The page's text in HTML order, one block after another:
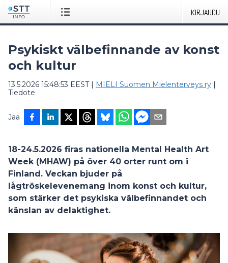
KIRJAUDU
Psykiskt välbefinnande av konst
och kultur
13.5.2026 15:48:53 EEST| MIELI Suomen Mielenterveys ry |
Tiedote
Jaa
18-24.5.2026 firas nationella Mental Health Art
Week (MHAW) på över 40 orter runt om i
Finland. Veckan bjuder på
lågtröskelevenemang inom konst och kultur,
som stärker det psykiska välbefinnandet och
känslan av delaktighet.